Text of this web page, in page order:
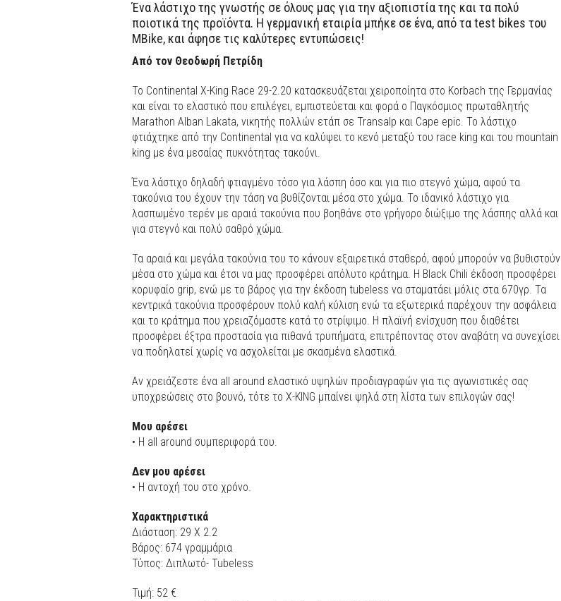
Ένα λάστιχο της γνωστής σε όλους μας για την αξιοπιστία της και τα πολύ
ποιοτικά της προϊόντα. Η γερμανική εταιρία μπήκε σε ένα, από τα test bikes του
MBike, και άφησε τις καλύτερες εντυπώσεις!
Από τον Θεοδωρή Πετρίδη
Το Continental X-King Race 29-2.20 κατασκευάζεται χειροποίητα στο Korbach της Γερμανίας
και είναι το ελαστικό που επιλέγει, εμπιστεύεται και φορά ο Παγκόσμιος πρωταθλητής
Μarathon Alban Lakata, νικητής πολλών ετάπ σε Transalp και Cape epic. Το λάστιχο
φτιάχτηκε από την Continental για να καλύψει το κενό μεταξύ του race king και του mountain
king με ένα μεσαίας πυκνότητας τακούνι.
Ένα λάστιχο δηλαδή φτιαγμένο τόσο για λάσπη όσο και για πιο στεγνό χώμα, αφού τα
τακούνια του έχουν την τάση να βυθίζονται μέσα στο χώμα. Το ιδανικό λάστιχο για
λασπωμένο τερέν με αραιά τακούνια που βοηθάνε στο γρήγορο διώξιμο της λάσπης αλλά και
για στεγνό και πολύ σαθρό χώμα.
Τα αραιά και μεγάλα τακούνια του το κάνουν εξαιρετικά σταθερό, αφού μπορούν να βυθιστούν
μέσα στο χώμα και έτσι να μας προσφέρει απόλυτο κράτημα. Η Black Chili έκδοση προσφέρει
κορυφαίο grip, ενώ με το βάρος για την έκδοση tubeless να σταματάει μόλις στα 670γρ. Τα
κεντρικά τακούνια προσφέρουν πολύ καλή κύλιση ενώ τα εξωτερικά παρέχουν την ασφάλεια
και το κράτημα που χρειαζόμαστε κατά το στρίψιμο. Η πλαϊνή ενίσχυση που διαθέτει
προσφέρει έξτρα προστασία για πιθανά τρυπήματα, επιτρέποντας στον αναβάτη να συνεχίσει
να ποδηλατεί χωρίς να ασχολείται με σκασμένα ελαστικά.
Αν χρειάζεστε ένα all around ελαστικό υψηλών προδιαγραφών για τις αγωνιστικές σας
υποχρεώσεις στο βουνό, τότε το X-KING μπαίνει ψηλά στη λίστα των επιλογών σας!
Μου αρέσει
• Η all around συμπεριφορά του.
Δεν μου αρέσει
• Η αντοχή του στο χρόνο.
Χαρακτηριστικά
Διάσταση: 29 Χ 2.2
Βάρος: 674 γραμμάρια
Τύπος: Διπλωτό- Tubeless
Τιμή: 52 €